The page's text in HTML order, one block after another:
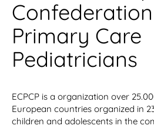
Primary Care
Pediatricians
ECPCP is a organization over
European countries organized in
children and adolescents in the